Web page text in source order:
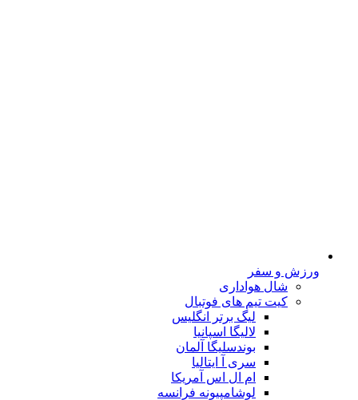
ورزش و سفر
شال هواداری
کیت تیم های فوتبال
لیگ برتر انگلیس
لالیگا اسپانیا
بوندسلیگا آلمان
سری آ ایتالیا
ام ال اس آمریکا
لوشامپیونه فرانسه